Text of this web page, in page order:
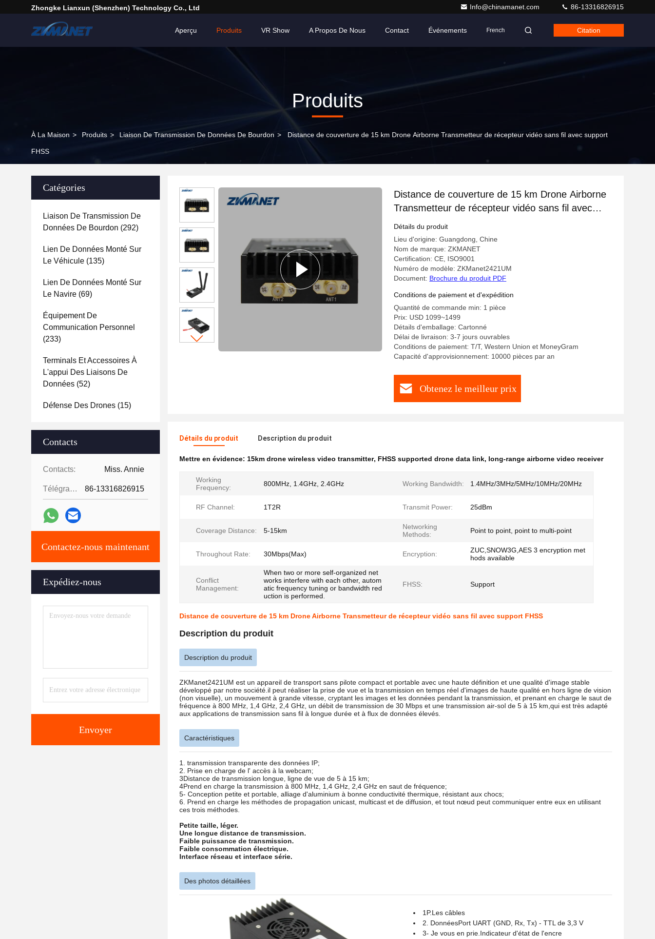
Zhongke Lianxun (Shenzhen) Technology Co., Ltd Info@chinamanet.com 86-13316826915
Aperçu Produits VR Show A Propos De Nous Contact Événements French Citation
Produits
À La Maison > Produits > Liaison De Transmission De Données De Bourdon > Distance de couverture de 15 km Drone Airborne Transmetteur de récepteur vidéo sans fil avec support
FHSS
Catégories
Liaison De Transmission De
Données De Bourdon (292)
Lien De Données Monté Sur
Le Véhicule (135)
Lien De Données Monté Sur
Le Navire (69)
Équipement De
Communication Personnel
(233)
Terminals Et Accessoires À
L'appui Des Liaisons De
Données (52)
Défense Des Drones (15)
Contacts
Contacts: Miss. Annie
Télégramme: 86-13316826915
Contactez-nous maintenant
Expédiez-nous
Envoyer
Distance de couverture de 15 km Drone Airborne
Transmetteur de récepteur vidéo sans fil avec
support FHSS
Détails du produit
Lieu d'origine: Guangdong, Chine
Nom de marque: ZKMANET
Certification: CE, ISO9001
Numéro de modèle: ZKManet2421UM
Document: Brochure du produit PDF
Conditions de paiement et d'expédition
Quantité de commande min: 1 pièce
Prix: USD 1099~1499
Détails d'emballage: Cartonné
Délai de livraison: 3-7 jours ouvrables
Conditions de paiement: T/T, Western Union et MoneyGram
Capacité d'approvisionnement: 10000 pièces par an
Obtenez le meilleur prix
Détails du produit Description du produit
Mettre en évidence: 15km drone wireless video transmitter, FHSS supported drone data link, long-range airborne video receiver
Working
Frequency:
800MHz, 1.4GHz, 2.4GHz Working Bandwidth: 1.4MHz/3MHz/5MHz/10MHz/20MHz
RF Channel: 1T2R Transmit Power: 25dBm
Coverage Distance: 5-15km
Networking
Methods:
Point to point, point to multi-point
Throughout Rate: 30Mbps(Max) Encryption:
ZUC,SNOW3G,AES 3 encryption met
hods available
Conflict
Management:
When two or more self-organized net
works interfere with each other, autom
atic frequency tuning or bandwidth red
uction is performed.
FHSS: Support
Distance de couverture de 15 km Drone Airborne Transmetteur de récepteur vidéo sans fil avec support FHSS
Description du produit
Description du produit
ZKManet2421UM est un appareil de transport sans pilote compact et portable avec une haute définition et une qualité d'image stable
développé par notre société.il peut réaliser la prise de vue et la transmission en temps réel d'images de haute qualité en hors ligne de vision
(non visuelle), un mouvement à grande vitesse, cryptant les images et les données pendant la transmission, et prenant en charge le saut de
fréquence à 800 MHz, 1,4 GHz, 2,4 GHz, un débit de transmission de 30 Mbps et une transmission air-sol de 5 à 15 km,qui est très adapté
aux applications de transmission sans fil à longue durée et à flux de données élevés.
Caractéristiques
1. transmission transparente des données IP;
2. Prise en charge de l' accès à la webcam;
3Distance de transmission longue, ligne de vue de 5 à 15 km;
4Prend en charge la transmission à 800 MHz, 1,4 GHz, 2,4 GHz en saut de fréquence;
5- Conception petite et portable, alliage d'aluminium à bonne conductivité thermique, résistant aux chocs;
6. Prend en charge les méthodes de propagation unicast, multicast et de diffusion, et tout nœud peut communiquer entre eux en utilisant
ces trois méthodes.
Petite taille, léger.
Une longue distance de transmission.
Faible puissance de transmission.
Faible consommation électrique.
Interface réseau et interface série.
Des photos détaillées
1P.Les câbles
2. DonnéesPort UART (GND, Rx, Tx) - TTL de 3,3 V
3- Je vous en prie. Indicateur d'état de l'encre